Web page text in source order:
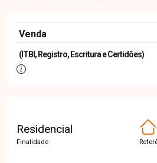
Venda
(ITBI, Registro, Escritura e Certidões)
Residencial
Finalidade